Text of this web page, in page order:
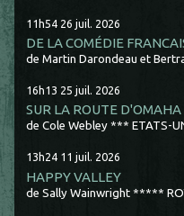
11h54 26 juil. 2026
DE LA COMÉDIE
de Martin Darondeau et
16h13 25 juil. 2026
SUR LA ROUTE D'OMAHA
de Cole Webley *** ETATS-
13h24 11 juil. 2026
HAPPY VALLEY
de Sally Wainwright *****